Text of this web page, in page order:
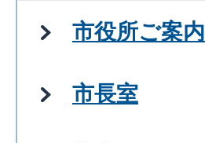
市役所ご案内
市長室